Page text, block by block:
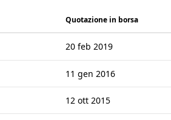
Quotazione in borsa
20 feb 2019
11 gen 2016
12 ott 2015